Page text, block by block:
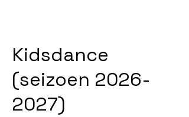
Kidsdance
(seizoen 2026-
2027)